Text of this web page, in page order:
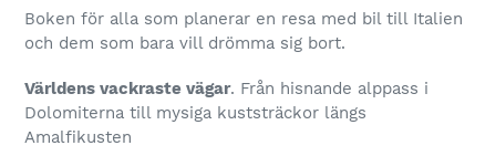
your
cart
Boken för alla som planerar en resa med bil till Italien
och dem som bara vill drömma sig bort.
Världens vackraste vägar. Från hisnande alppass i
Dolomiterna till mysiga kuststräckor längs
Amalfikusten